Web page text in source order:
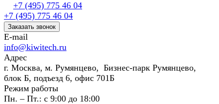
+7 (495) 775 46 04
+7 (495) 775 46 04
Заказать звонок
E-mail
info@kiwitech.ru
Адрес
г. Москва, м. Румянцево, Бизнес-парк Румянцево,
блок Б, подъезд 6, офис 701Б
Режим работы
Пн. – Пт.: с 9:00 до 18:00